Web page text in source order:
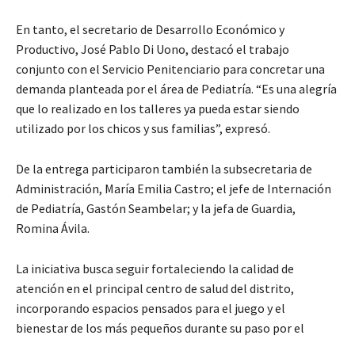
En tanto, el secretario de Desarrollo Económico y
Productivo, José Pablo Di Uono, destacó el trabajo
conjunto con el Servicio Penitenciario para concretar una
demanda planteada por el área de Pediatría. “Es una alegría
que lo realizado en los talleres ya pueda estar siendo
utilizado por los chicos y sus familias”, expresó.
De la entrega participaron también la subsecretaria de
Administración, María Emilia Castro; el jefe de Internación
de Pediatría, Gastón Seambelar; y la jefa de Guardia,
Romina Ávila.
La iniciativa busca seguir fortaleciendo la calidad de
atención en el principal centro de salud del distrito,
incorporando espacios pensados para el juego y el
bienestar de los más pequeños durante su paso por el